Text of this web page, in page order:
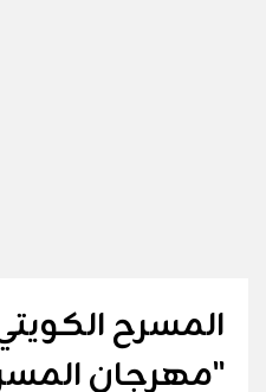
المسرح
"مهرجان